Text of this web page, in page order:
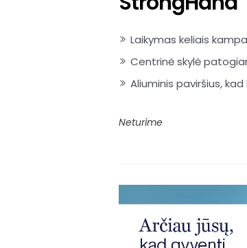
Laikymas keliais
Centrinė skylė
Aliuminis paviršius,
Neturime